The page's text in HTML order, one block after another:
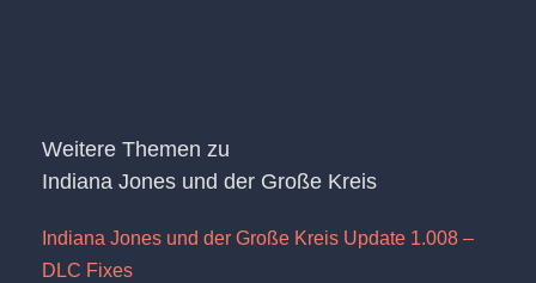
Weitere Themen zu
Indiana Jones und der Große Kreis
Indiana Jones und der Große Kreis Update 1.008 –
DLC Fixes